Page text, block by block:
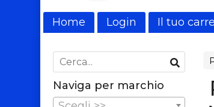
Home Login Il tuo
Naviga per marchio